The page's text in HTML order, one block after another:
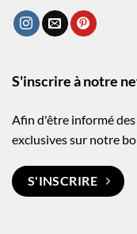
S'inscrire à notre
Afin d'être informé
exclusives sur notre
S'INSCRIRE